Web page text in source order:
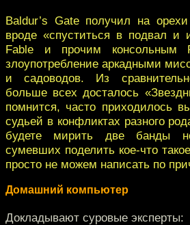
Baldur’s Gate получил на
вроде «спуститься в подвал и
Fable и прочим консольным
злоупотребление аркадными
и садоводов. Из
больше всех досталось
помнится, часто приходилось
судьей в конфликтах разного
будете мирить две банды
сумевших поделить кое-что
просто не можем написать по
Домашний компьютер
Докладывают суровые эксперты: